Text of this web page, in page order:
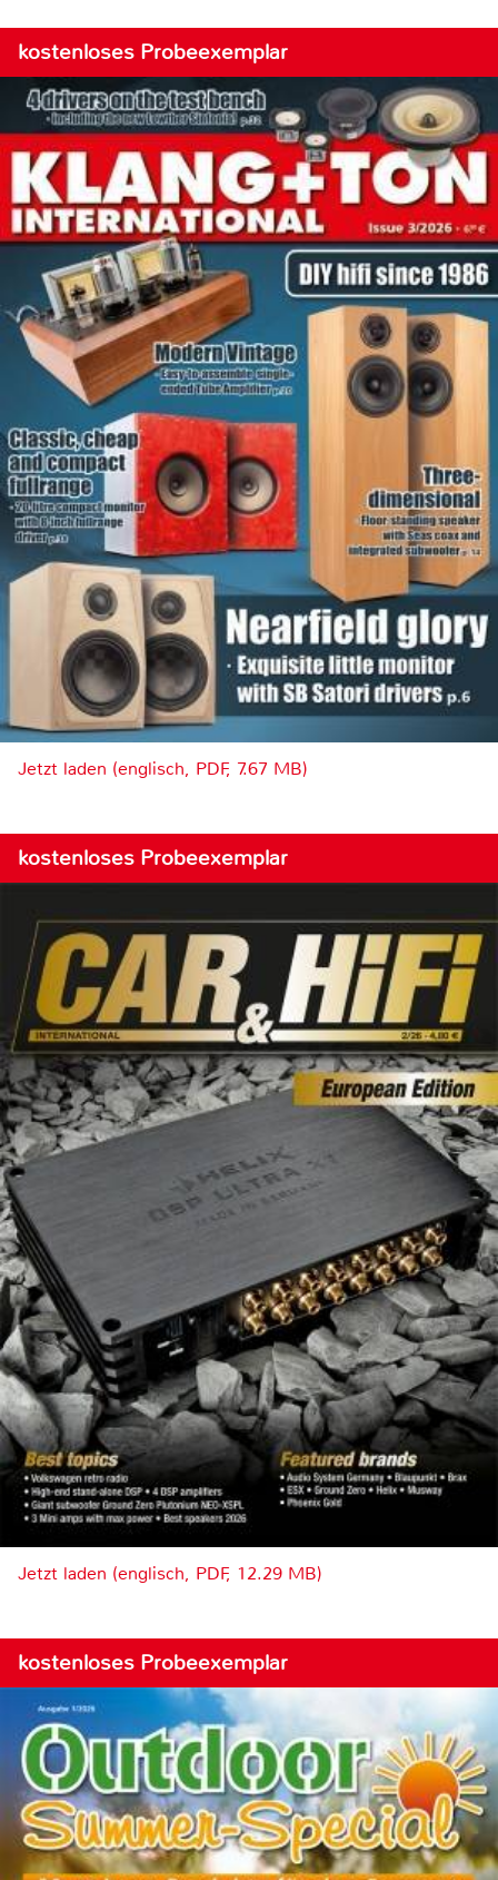
kostenloses Probeexemplar
Jetzt laden (englisch, PDF, 7.67 MB)
kostenloses Probeexemplar
Jetzt laden (englisch, PDF, 12.29 MB)
kostenloses Probeexemplar